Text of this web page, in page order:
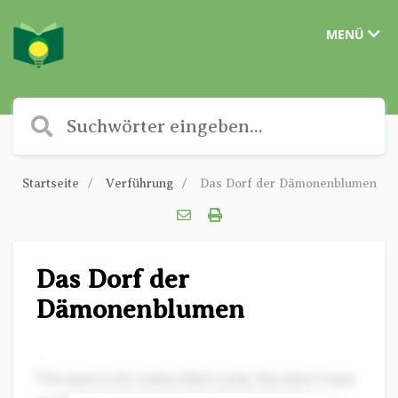
MENÜ
Startseite Verführung Das Dorf der Dämonenblumen
Das Dorf der
Dämonenblumen